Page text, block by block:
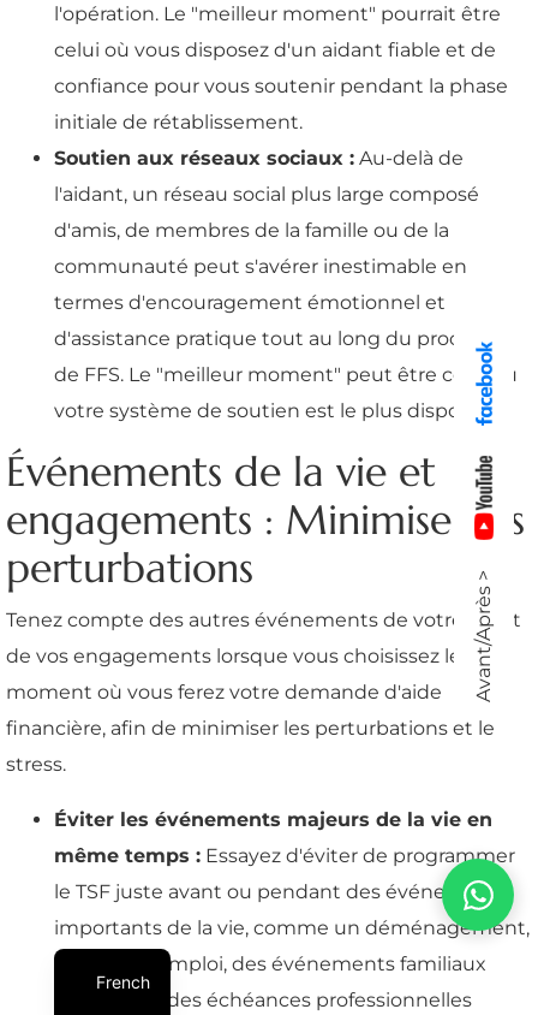
l'opération. Le "meilleur moment" pourrait être
celui où vous disposez d'un aidant fiable et de
confiance pour vous soutenir pendant la phase
initiale de rétablissement.
Soutien aux réseaux sociaux : Au-delà de
l'aidant, un réseau social plus large composé
d'amis, de membres de la famille ou de la
communauté peut s'avérer inestimable en
termes d'encouragement émotionnel et
d'assistance pratique tout au long du processus
de FFS. Le "meilleur moment" peut être celui où
votre système de soutien est le plus disponible.
Événements de la vie et
engagements : Minimiser les
perturbations
Tenez compte des autres événements de votre vie et
de vos engagements lorsque vous choisissez le
moment où vous ferez votre demande d'aide
financière, afin de minimiser les perturbations et le
stress.
Éviter les événements majeurs de la vie en
même temps : Essayez d'éviter de programmer
le TSF juste avant ou pendant des événements
importants de la vie, comme un déménagement,
un nouvel emploi, des événements familiaux
majeurs ou des échéances professionnelles
Avant/Après >
French